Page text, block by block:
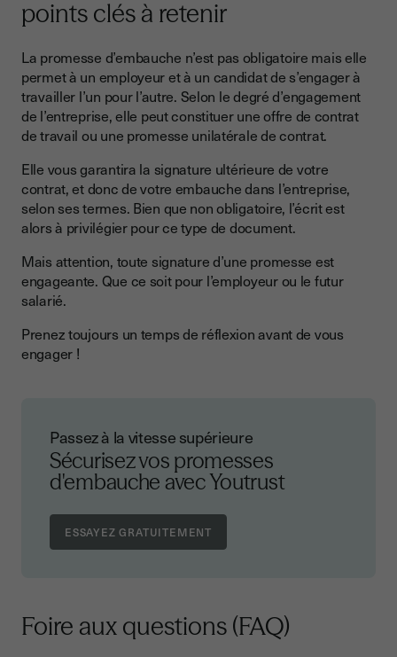
points clés à retenir
La promesse d’embauche n’est pas obligatoire mais elle
permet à un employeur et à un candidat de s’engager à
travailler l’un pour l’autre. Selon le degré d’engagement
de l’entreprise, elle peut constituer une offre de contrat
de travail ou une promesse unilatérale de contrat.
Elle vous garantira la signature ultérieure de votre
contrat, et donc de votre embauche dans l’entreprise,
selon ses termes. Bien que non obligatoire, l’écrit est
alors à privilégier pour ce type de document.
Mais attention, toute signature d’une promesse est
engageante. Que ce soit pour l’employeur ou le futur
salarié.
Prenez toujours un temps de réflexion avant de vous
engager !
Passez à la vitesse supérieure
Sécurisez vos promesses
d'embauche avec Youtrust
Foire aux questions (FAQ)